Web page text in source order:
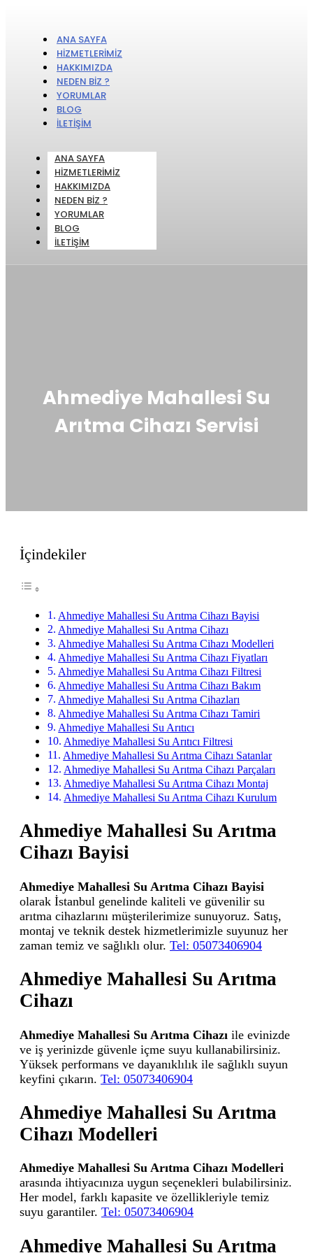
ANA SAYFA
HIZMETLERIMIZ
HAKKIMIZDA
NEDEN BIZ ?
YORUMLAR
BLOG
İLETIŞIM
ANA SAYFA
HIZMETLERIMIZ
HAKKIMIZDA
NEDEN BIZ ?
YORUMLAR
BLOG
İLETIŞIM
Ahmediye Mahallesi Su
Arıtma Cihazı Servisi
İçindekiler
Ahmediye Mahallesi Su Arıtma Cihazı Bayisi
Ahmediye Mahallesi Su Arıtma Cihazı
Ahmediye Mahallesi Su Arıtma Cihazı Modelleri
Ahmediye Mahallesi Su Arıtma Cihazı Fiyatları
Ahmediye Mahallesi Su Arıtma Cihazı Filtresi
Ahmediye Mahallesi Su Arıtma Cihazı Bakım
Ahmediye Mahallesi Su Arıtma Cihazları
Ahmediye Mahallesi Su Arıtma Cihazı Tamiri
Ahmediye Mahallesi Su Arıtıcı
Ahmediye Mahallesi Su Arıtıcı Filtresi
Ahmediye Mahallesi Su Arıtma Cihazı Satanlar
Ahmediye Mahallesi Su Arıtma Cihazı Parçaları
Ahmediye Mahallesi Su Arıtma Cihazı Montaj
Ahmediye Mahallesi Su Arıtma Cihazı Kurulum
Ahmediye Mahallesi Su Arıtma
Cihazı Bayisi
Ahmediye Mahallesi Su Arıtma Cihazı Bayisi
olarak İstanbul genelinde kaliteli ve güvenilir su
arıtma cihazlarını müşterilerimize sunuyoruz. Satış,
montaj ve teknik destek hizmetlerimizle suyunuz her
zaman temiz ve sağlıklı olur. Tel: 05073406904
Ahmediye Mahallesi Su Arıtma
Cihazı
Ahmediye Mahallesi Su Arıtma Cihazı ile evinizde
ve iş yerinizde güvenle içme suyu kullanabilirsiniz.
Yüksek performans ve dayanıklılık ile sağlıklı suyun
keyfini çıkarın. Tel: 05073406904
Ahmediye Mahallesi Su Arıtma
Cihazı Modelleri
Ahmediye Mahallesi Su Arıtma Cihazı Modelleri
arasında ihtiyacınıza uygun seçenekleri bulabilirsiniz.
Her model, farklı kapasite ve özellikleriyle temiz
suyu garantiler. Tel: 05073406904
Ahmediye Mahallesi Su Arıtma